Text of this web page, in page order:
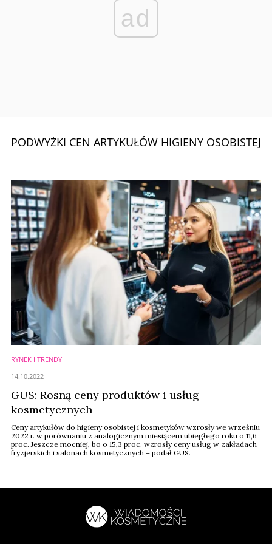
ad
PODWYŻKI CEN ARTYKUŁÓW HIGIENY OSOBISTEJ
RYNEK I TRENDY
GUS: Rosną ceny produktów i usług
kosmetycznych
Ceny artykułów do higieny osobistej i kosmetyków wzrosły we wrześniu
2022 r. w porównaniu z analogicznym miesiącem ubiegłego roku o 11,6
proc. Jeszcze mocniej, bo o 15,3 proc. wzrosły ceny usług w zakładach
fryzjerskich i salonach kosmetycznych – podał GUS.
14.10.2022